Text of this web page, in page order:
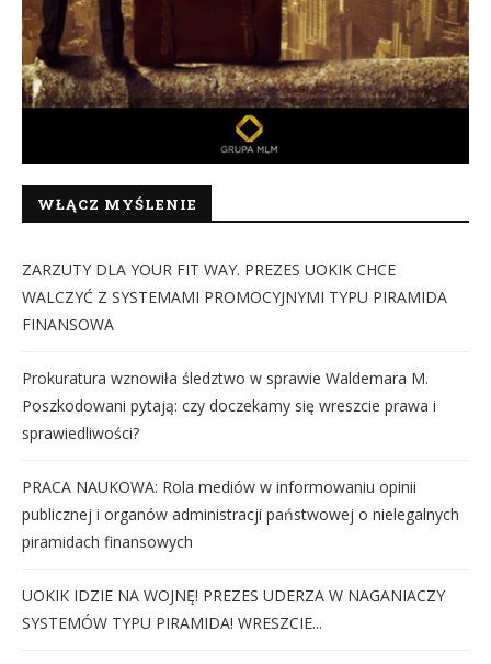
WŁĄCZ MYŚLENIE
ZARZUTY DLA YOUR FIT WAY. PREZES UOKIK CHCE
WALCZYĆ Z SYSTEMAMI PROMOCYJNYMI TYPU PIRAMIDA
FINANSOWA
Prokuratura wznowiła śledztwo w sprawie Waldemara M.
Poszkodowani pytają: czy doczekamy się wreszcie prawa i
sprawiedliwości?
PRACA NAUKOWA: Rola mediów w informowaniu opinii
publicznej i organów administracji państwowej o nielegalnych
piramidach finansowych
UOKIK IDZIE NA WOJNĘ! PREZES UDERZA W NAGANIACZY
SYSTEMÓW TYPU PIRAMIDA! WRESZCIE...